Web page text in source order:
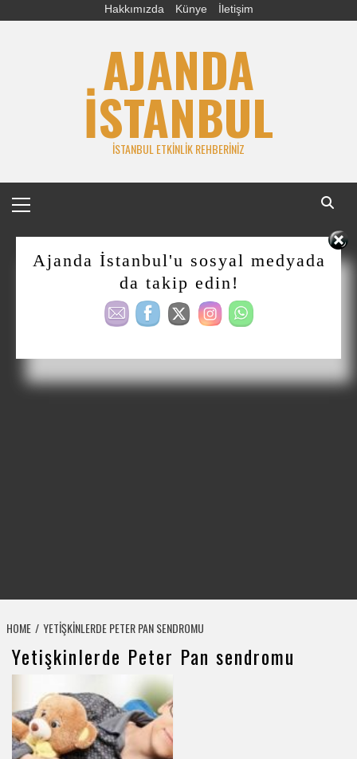
Hakkımızda Künye İletişim
AJANDA
İSTANBUL
İSTANBUL ETKINLIK REHBERINIZ
Menu
HOME YETIŞKINLERDE PETER PAN SENDROMU
Yetişkinlerde Peter Pan sendromu
Ajanda İstanbul'u sosyal medyada
da takip edin!